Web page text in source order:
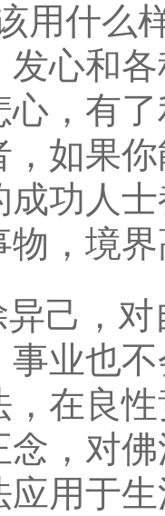
用什么
心和
，有
如果
功人
，境
己，
业也
在良
念，对
应用于